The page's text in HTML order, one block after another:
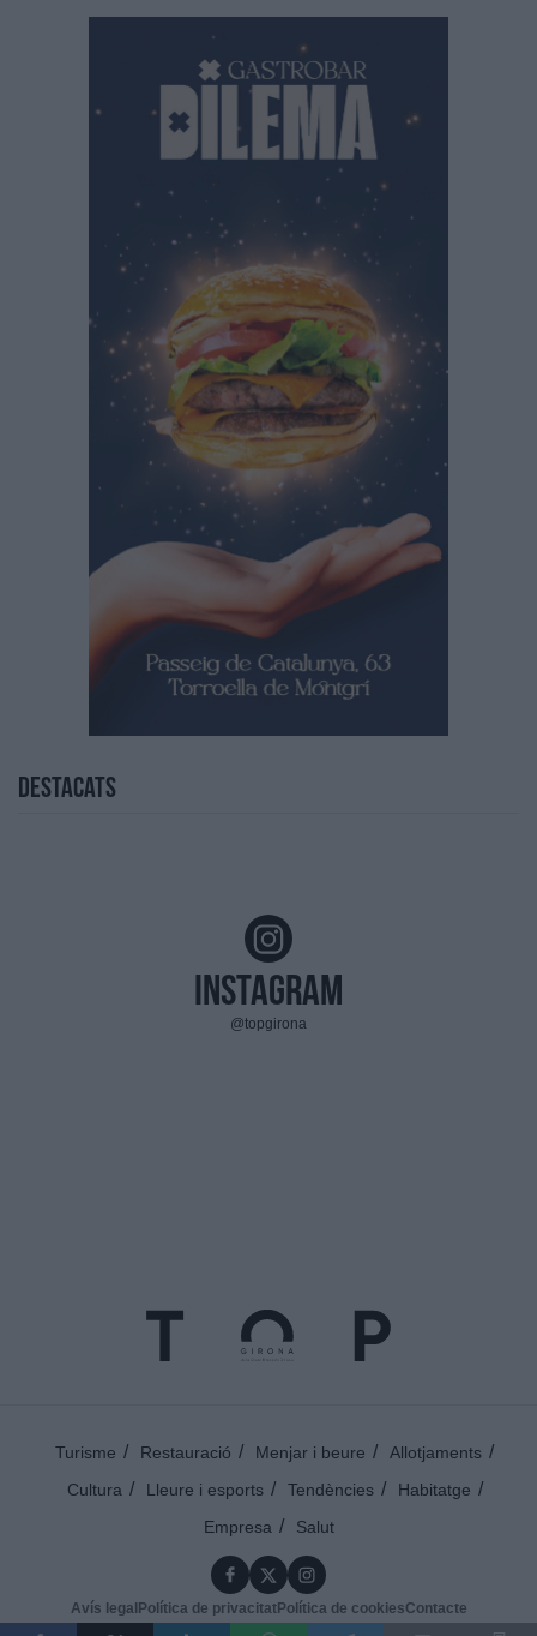
Destacats
Instagram
@topgirona
Turisme Restauració Menjar i beure
Allotjaments
Cultura
Lleure i esports Tendències
Habitatge
Empresa
Salut
Avís legal Política de privacitatPolítica de cookiesContacte